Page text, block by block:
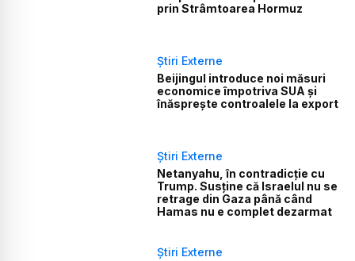
prin Strâmtoarea Hormuz
Știri Externe
Beijingul introduce noi măsuri
economice împotriva SUA și
înăsprește controalele la export
Știri Externe
Netanyahu, în contradicție cu
Trump. Susține că Israelul nu se
retrage din Gaza până când
Hamas nu e complet dezarmat
Știri Externe